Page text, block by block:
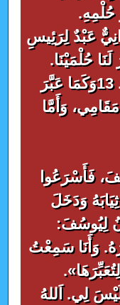
حُلْمِهِ.
عَبْدٌ لِرَئِيسِ
حُلْمَيْنَا.
عَبَّرَ لِكُلِّ وَاحِدٍ بِحَسَبِ حُلْمِهِ. 13وَكَمَا عَبَّرَ
وَأَمَّا
فَأَسْرَعُوا
وَدَخَلَ
فِرْعَوْنُ لِيُوسُفَ:
وَأَنَا سَمِعْتُ
لِي. اَللهُ